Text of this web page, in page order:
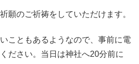
願のご祈祷をしていただけます。
こともあるようなので、事前に電
ださい。当日は神社へ20分前に